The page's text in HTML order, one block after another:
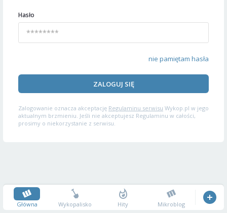
Hasło
nie pamiętam hasła
ZALOGUJ SIĘ
Zalogowanie oznacza akceptację Regulaminu serwisu Wykop.pl w jego
aktualnym brzmieniu. Jeśli nie akceptujesz Regulaminu w całości,
prosimy o niekorzystanie z serwisu.
Główna Wykopalisko Hity Mikroblog